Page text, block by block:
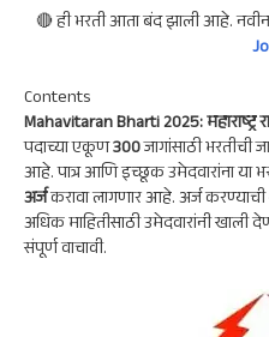
A
p
a oodI
🔴 ही भरती आता बंद झाली आहे.
Contents
Mahavitaran Bharti 2025: महाराष्ट्र
पदाच्या एकूण300जागांसाठी भरतीची
आहे. पात्र आणि इच्छूक उमेदवारांना या
अर्जकरावा लागणार आहे. अर्ज करण्याची
अधिक माहितीसाठी उमेदवारांनी
संपूर्ण वाचावी.